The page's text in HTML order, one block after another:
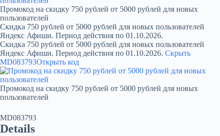
Промокод на скидку 750 рублей от 5000 рублей для новых
пользователей
Скидка 750 рублей от 5000 рублей для новых пользователей
Яндекс Афиши. Период действия по 01.10.2026.
Скидка 750 рублей от 5000 рублей для новых пользователей
Яндекс Афиши. Период действия по 01.10.2026. Скрыть
MD083793Открыть код
Промокод на скидку 750 рублей от 5000 рублей для новых
пользователей
MD083793
Details